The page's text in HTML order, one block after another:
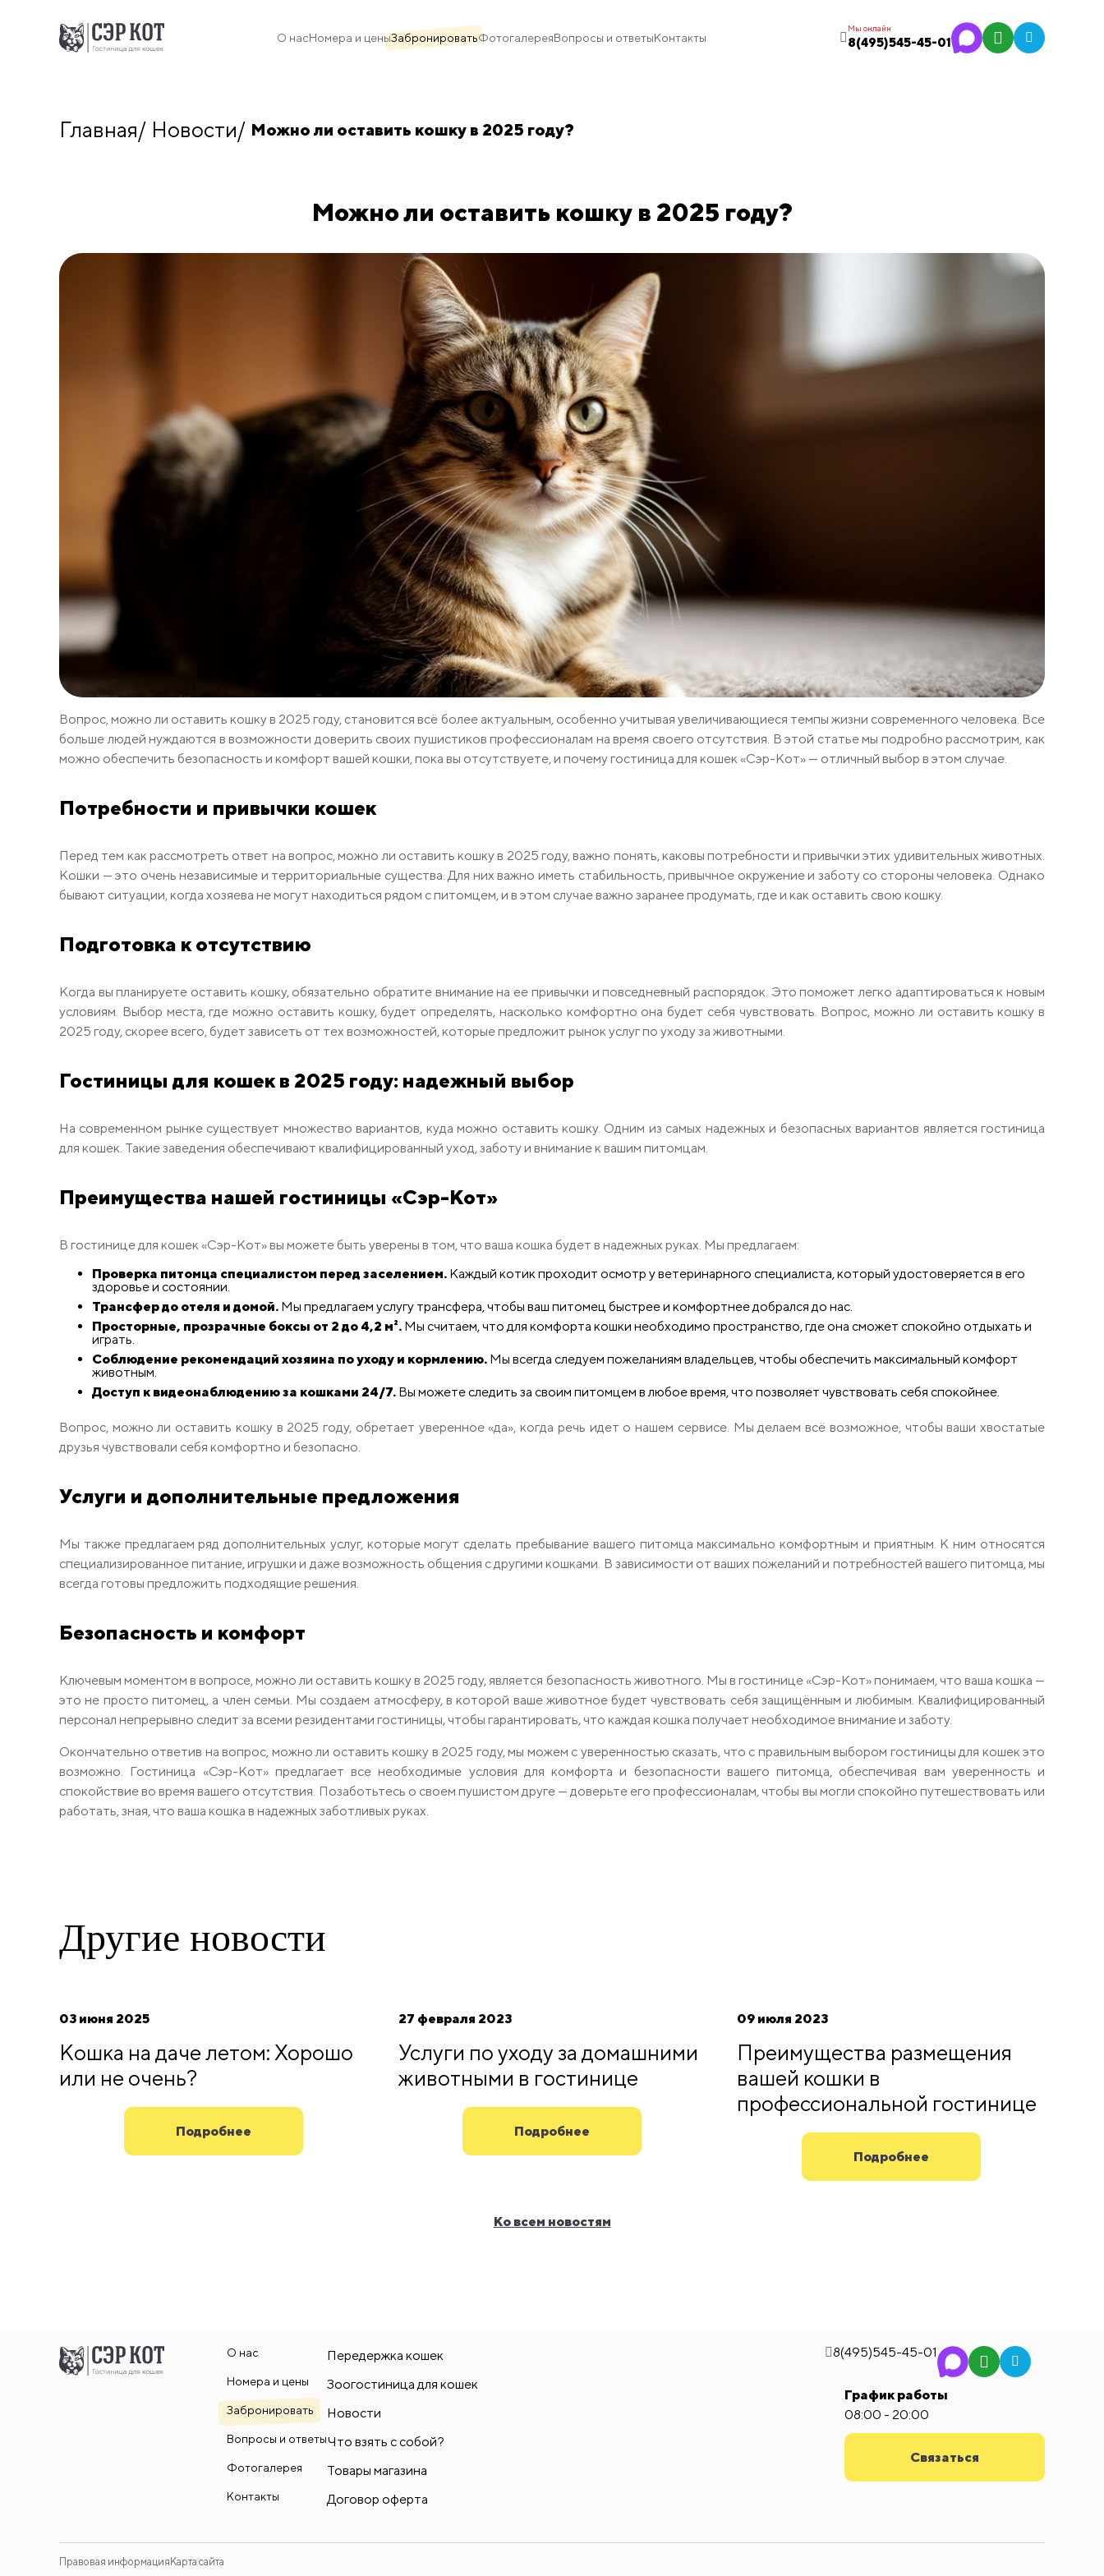
О насНомера и ценыЗабронироватьФотогалереяВопросы и ответыКонтакты
Мы онлайн
8(495)545-45-01
Главная Новости Можно ли оставить кошку в 2025 году?
Можно ли оставить кошку в 2025 году?
Вопрос, можно ли оставить кошку в 2025 году, становится всё более актуальным, особенно учитывая увеличивающиеся темпы жизни современного человека. Все
больше людей нуждаются в возможности доверить своих пушистиков профессионалам на время своего отсутствия. В этой статье мы подробно рассмотрим, как
можно обеспечить безопасность и комфорт вашей кошки, пока вы отсутствуете, и почему гостиница для кошек «Сэр-Кот» — отличный выбор в этом случае.
Потребности и привычки кошек
Перед тем как рассмотреть ответ на вопрос, можно ли оставить кошку в 2025 году, важно понять, каковы потребности и привычки этих удивительных животных.
Кошки — это очень независимые и территориальные существа. Для них важно иметь стабильность, привычное окружение и заботу со стороны человека. Однако
бывают ситуации, когда хозяева не могут находиться рядом с питомцем, и в этом случае важно заранее продумать, где и как оставить свою кошку.
Подготовка к отсутствию
Когда вы планируете оставить кошку, обязательно обратите внимание на ее привычки и повседневный распорядок. Это поможет легко адаптироваться к новым
условиям. Выбор места, где можно оставить кошку, будет определять, насколько комфортно она будет себя чувствовать. Вопрос, можно ли оставить кошку в
2025 году, скорее всего, будет зависеть от тех возможностей, которые предложит рынок услуг по уходу за животными.
Гостиницы для кошек в 2025 году: надежный выбор
На современном рынке существует множество вариантов, куда можно оставить кошку. Одним из самых надежных и безопасных вариантов является гостиница
для кошек. Такие заведения обеспечивают квалифицированный уход, заботу и внимание к вашим питомцам.
Преимущества нашей гостиницы «Сэр-Кот»
В гостинице для кошек «Сэр-Кот» вы можете быть уверены в том, что ваша кошка будет в надежных руках. Мы предлагаем:
Проверка питомца специалистом перед заселением. Каждый котик проходит осмотр у ветеринарного специалиста, который удостоверяется в его
здоровье и состоянии.
Трансфер до отеля и домой. Мы предлагаем услугу трансфера, чтобы ваш питомец быстрее и комфортнее добрался до нас.
Просторные, прозрачные боксы от 2 до 4,2 м². Мы считаем, что для комфорта кошки необходимо пространство, где она сможет спокойно отдыхать и
играть.
Соблюдение рекомендаций хозяина по уходу и кормлению. Мы всегда следуем пожеланиям владельцев, чтобы обеспечить максимальный комфорт
животным.
Доступ к видеонаблюдению за кошками 24/7. Вы можете следить за своим питомцем в любое время, что позволяет чувствовать себя спокойнее.
Вопрос, можно ли оставить кошку в 2025 году, обретает уверенное «да», когда речь идет о нашем сервисе. Мы делаем всё возможное, чтобы ваши хвостатые
друзья чувствовали себя комфортно и безопасно.
Услуги и дополнительные предложения
Мы также предлагаем ряд дополнительных услуг, которые могут сделать пребывание вашего питомца максимально комфортным и приятным. К ним относятся
специализированное питание, игрушки и даже возможность общения с другими кошками. В зависимости от ваших пожеланий и потребностей вашего питомца, мы
всегда готовы предложить подходящие решения.
Безопасность и комфорт
Ключевым моментом в вопросе, можно ли оставить кошку в 2025 году, является безопасность животного. Мы в гостинице «Сэр-Кот» понимаем, что ваша кошка —
это не просто питомец, а член семьи. Мы создаем атмосферу, в которой ваше животное будет чувствовать себя защищённым и любимым. Квалифицированный
персонал непрерывно следит за всеми резидентами гостиницы, чтобы гарантировать, что каждая кошка получает необходимое внимание и заботу.
Окончательно ответив на вопрос, можно ли оставить кошку в 2025 году, мы можем с уверенностью сказать, что с правильным выбором гостиницы для кошек это
возможно. Гостиница «Сэр-Кот» предлагает все необходимые условия для комфорта и безопасности вашего питомца, обеспечивая вам уверенность и
спокойствие во время вашего отсутствия. Позаботьтесь о своем пушистом друге — доверьте его профессионалам, чтобы вы могли спокойно путешествовать или
работать, зная, что ваша кошка в надежных заботливых руках.
Другие новости
03 июня 2025
Кошка на даче летом: Хорошо
или не очень?
Подробнее
27 февраля 2023
Услуги по уходу за домашними
животными в гостинице
Подробнее
09 июля 2023
Преимущества размещения
вашей кошки в
профессиональной гостинице
Подробнее
Ко всем новостям
О нас
Номера и цены
Забронировать
Вопросы и ответы
Фотогалерея
Контакты
Передержка кошек
Зоогостиница для кошек
Новости
Что взять с собой?
Товары магазина
Договор оферта
8(495)545-45-01
График работы
08:00 - 20:00
Связаться
Правовая информация Карта сайта